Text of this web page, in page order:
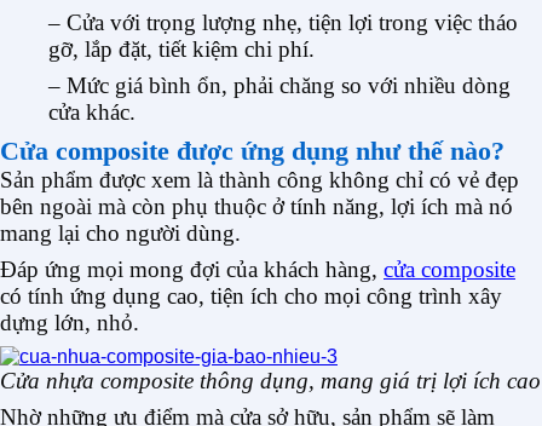
– Cửa với trọng lượng nhẹ, tiện lợi trong việc tháo
gỡ, lắp đặt, tiết kiệm chi phí.
– Mức giá bình ổn, phải chăng so với nhiều dòng
cửa khác.
Cửa composite được ứng dụng như thế nào?
Sản phẩm được xem là thành công không chỉ có vẻ đẹp
bên ngoài mà còn phụ thuộc ở tính năng, lợi ích mà nó
mang lại cho người dùng.
Đáp ứng mọi mong đợi của khách hàng, cửa composite
có tính ứng dụng cao, tiện ích cho mọi công trình xây
dựng lớn, nhỏ.
Cửa nhựa composite thông dụng, mang giá trị lợi ích cao
Nhờ những ưu điểm mà cửa sở hữu, sản phẩm sẽ làm